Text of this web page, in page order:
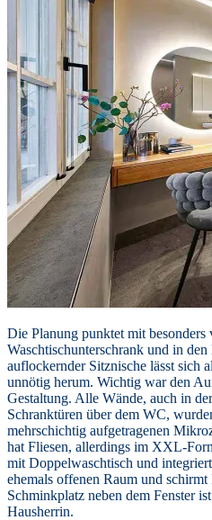
Die Planung punktet mit besonders
Waschtischunterschrank und in
auflockernder Sitznische lässt sich
unnötig herum. Wichtig war den
Gestaltung. Alle Wände, auch in
Schranktüren über dem WC,
mehrschichtig aufgetragenen
hat Fliesen, allerdings im XXL-
mit Doppelwaschtisch und
ehemals offenen Raum und
Schminkplatz neben dem Fenster
Hausherrin.